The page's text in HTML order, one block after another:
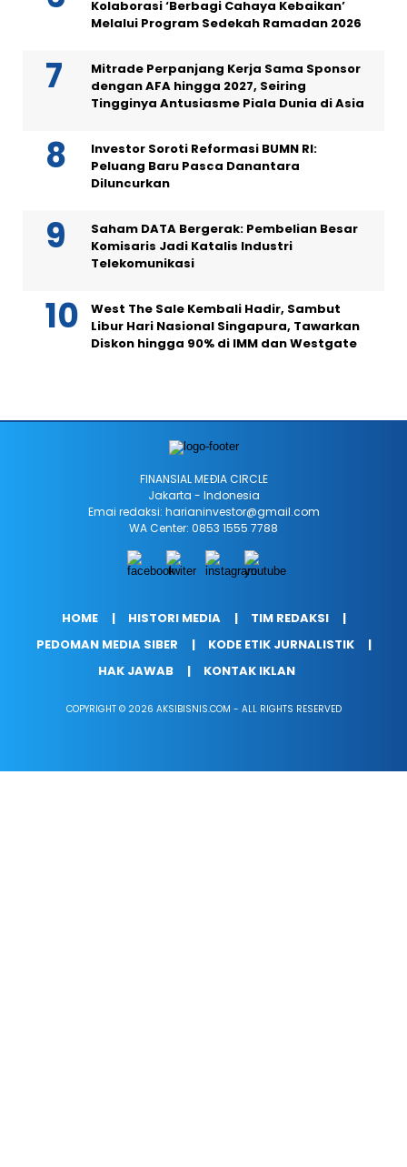
Kolaborasi ‘Berbagi Cahaya Kebaikan’
Melalui Program Sedekah Ramadan 2026
Mitrade Perpanjang Kerja Sama Sponsor
dengan AFA hingga 2027, Seiring
Tingginya Antusiasme Piala Dunia di Asia
Investor Soroti Reformasi BUMN RI:
Peluang Baru Pasca Danantara
Diluncurkan
Saham DATA Bergerak: Pembelian Besar
Komisaris Jadi Katalis Industri
Telekomunikasi
West The Sale Kembali Hadir, Sambut
Libur Hari Nasional Singapura, Tawarkan
Diskon hingga 90% di IMM dan Westgate
FINANSIAL MEÐIA CIRCLE
Jakarta - Indonesia
Emai redaksi: harianinvestor@gmail.com
WA Center: 0853 1555 7788
HOME HISTORI MEDIA
TIM REDAKSI
PEDOMAN MEDIA SIBER
KODE ETIK JURNALISTIK
HAK JAWAB
KONTAK IKLAN
COPYRIGHT © 2026 AKSIBISNIS.COM - ALL RIGHTS RESERVED